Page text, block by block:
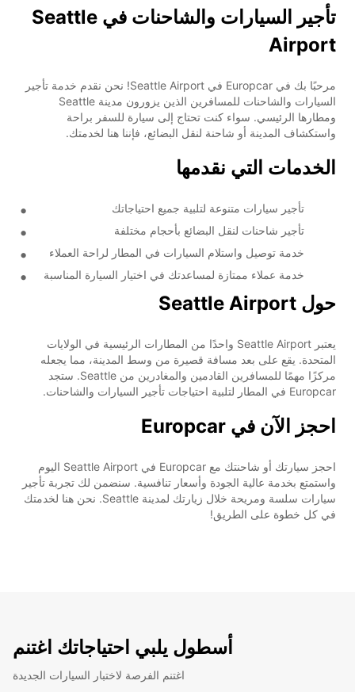
تأجير السيارات والشاحنات في Seattle
Airport
مرحبًا بك في Europcar في Seattle Airport! نحن نقدم خدمة تأجير
السيارات والشاحنات للمسافرين الذين يزورون مدينة Seattle
ومطارها الرئيسي. سواء كنت تحتاج إلى سيارة للسفر براحة
واستكشاف المدينة أو شاحنة لنقل البضائع، فإننا هنا لخدمتك.
الخدمات التي نقدمها
تأجير سيارات متنوعة لتلبية جميع احتياجاتك
تأجير شاحنات لنقل البضائع بأحجام مختلفة
خدمة توصيل واستلام السيارات في المطار لراحة العملاء
خدمة عملاء ممتازة لمساعدتك في اختيار السيارة المناسبة
حول Seattle Airport
يعتبر Seattle Airport واحدًا من المطارات الرئيسية في الولايات
المتحدة. يقع على بعد مسافة قصيرة من وسط المدينة، مما يجعله
مركزًا مهمًا للمسافرين القادمين والمغادرين من Seattle. ستجد
Europcar في المطار لتلبية احتياجات تأجير السيارات والشاحنات.
احجز الآن في Europcar
احجز سيارتك أو شاحنتك مع Europcar في Seattle Airport اليوم
واستمتع بخدمة عالية الجودة وأسعار تنافسية. سنضمن لك تجربة تأجير
سيارات سلسة ومريحة خلال زيارتك لمدينة Seattle. نحن هنا لخدمتك
في كل خطوة على الطريق!
أسطول يلبي احتياجاتك اغتنم
اغتنم الفرصة لاختبار السيارات الجديدة